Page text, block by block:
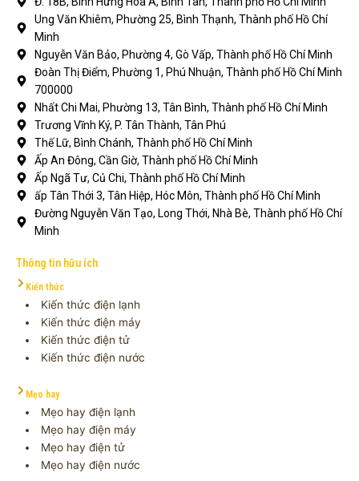
Ung Văn Khiêm, Phường 25, Bình Thạnh, Thành phố Hồ Chí
Minh
Nguyễn Văn Bảo, Phường 4, Gò Vấp, Thành phố Hồ Chí Minh
Đoàn Thị Điểm, Phường 1, Phú Nhuận, Thành phố Hồ Chí Minh
700000
Nhất Chi Mai, Phường 13, Tân Bình, Thành phố Hồ Chí Minh
Trương Vĩnh Ký, P. Tân Thành, Tân Phú
Thế Lữ, Bình Chánh, Thành phố Hồ Chí Minh
Ấp An Đông, Cần Giờ, Thành phố Hồ Chí Minh
Ấp Ngã Tư, Củ Chi, Thành phố Hồ Chí Minh
ấp Tân Thới 3, Tân Hiệp, Hóc Môn, Thành phố Hồ Chí Minh
Đường Nguyễn Văn Tạo, Long Thới, Nhà Bè, Thành phố Hồ Chí
Minh
Thông tin hữu ích
Kiến thức
Kiến thức điện lạnh
Kiến thức điện máy
Kiến thức điện tử
Kiến thức điện nước
Mẹo hay
Mẹo hay điện lạnh
Mẹo hay điện máy
Mẹo hay điện tử
Mẹo hay điện nước